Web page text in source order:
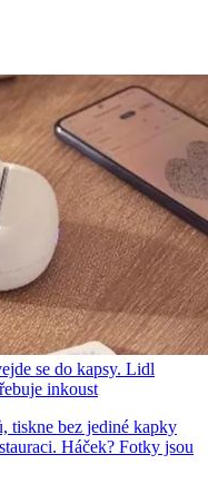
se do kapsy. Lidl
inkoust
tiskne bez jediné kapky
Háček? Fotky jsou